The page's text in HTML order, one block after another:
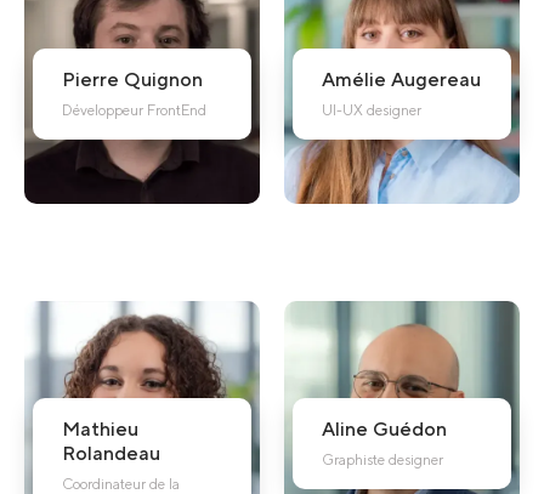
Pierre Quignon
Développeur FrontEnd
Amélie Augereau
UI-UX designer
Mathieu
Rolandeau
Coordinateur de la
Aline Guédon
Graphiste designer